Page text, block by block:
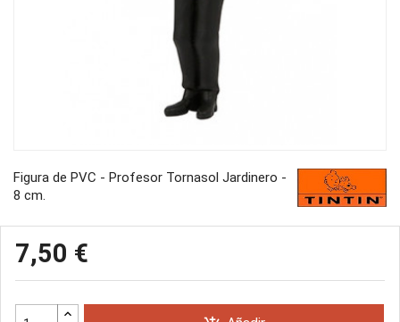
Figura de PVC - Profesor Tornasol Jardinero -
8 cm.
7,50 €